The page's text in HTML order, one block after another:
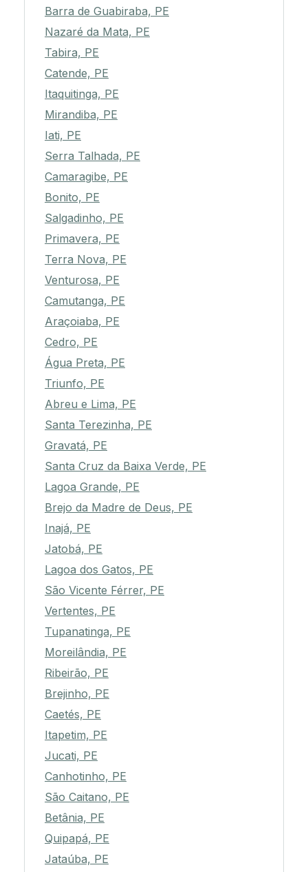
Barra de Guabiraba, PE
Nazaré da Mata, PE
Tabira, PE
Catende, PE
Itaquitinga, PE
Mirandiba, PE
Iati, PE
Serra Talhada, PE
Camaragibe, PE
Bonito, PE
Salgadinho, PE
Primavera, PE
Terra Nova, PE
Venturosa, PE
Camutanga, PE
Araçoiaba, PE
Cedro, PE
Água Preta, PE
Triunfo, PE
Abreu e Lima, PE
Santa Terezinha, PE
Gravatá, PE
Santa Cruz da Baixa Verde, PE
Lagoa Grande, PE
Brejo da Madre de Deus, PE
Inajá, PE
Jatobá, PE
Lagoa dos Gatos, PE
São Vicente Férrer, PE
Vertentes, PE
Tupanatinga, PE
Moreilândia, PE
Ribeirão, PE
Brejinho, PE
Caetés, PE
Itapetim, PE
Jucati, PE
Canhotinho, PE
São Caitano, PE
Betânia, PE
Quipapá, PE
Jataúba, PE